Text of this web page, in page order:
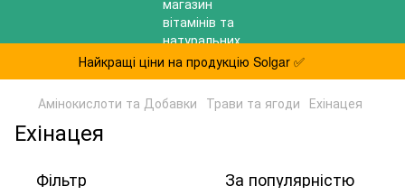
Найкращі ціни на продукцію Solgar ✅
Амінокислоти та Добавки Трави та ягоди Ехінацея
Ехінацея
Фільтр За популярністю